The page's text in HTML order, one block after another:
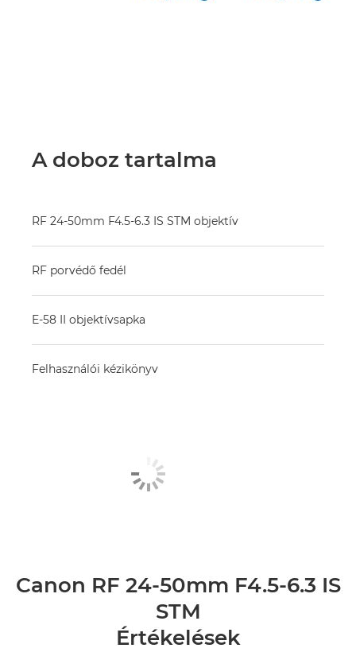
A doboz tartalma
RF 24-50mm F4.5-6.3 IS STM objektív
RF porvédő fedél
E-58 II objektívsapka
Felhasználói kézikönyv
Canon RF 24-50mm F4.5-6.3 IS
STM
Értékelések